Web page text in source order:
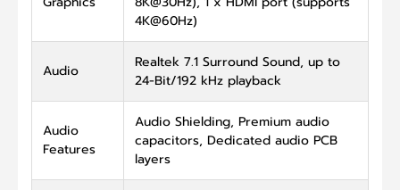
4K@60Hz)
Audio
Realtek 7.1 Surround Sound, up to
24-Bit/192 kHz playback
Audio
Features
Audio Shielding, Premium audio
capacitors, Dedicated audio PCB
layers